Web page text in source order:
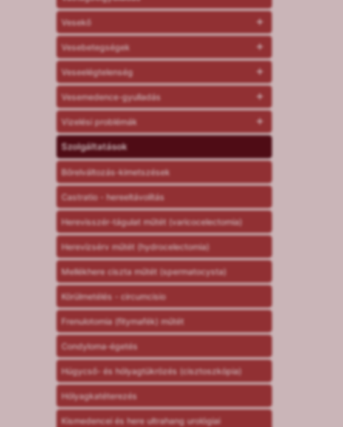
Vesekő
Vesebetegségek
Veseelégtelenség
Vesemedence-gyulladás
Vizelési problémák
Szolgáltatások
Bőrelváltozás-kimetszések
Castratio - hereeltávolítás
Herevisszér-tágulat műtét (varicocelectomia)
Herevízsérv műtét (hydrocelectomia)
Mellékhere ciszta műtét (spermatocysta)
Körülmetélés - circumcisio
Frenulotomia (fitymafék) műtét
Condyloma-égetés
Húgycső- és hólyagtükrözés (cisztoszkópia)
Hólyagkatéterezés
Kismedencei és here ultrahang urológiai